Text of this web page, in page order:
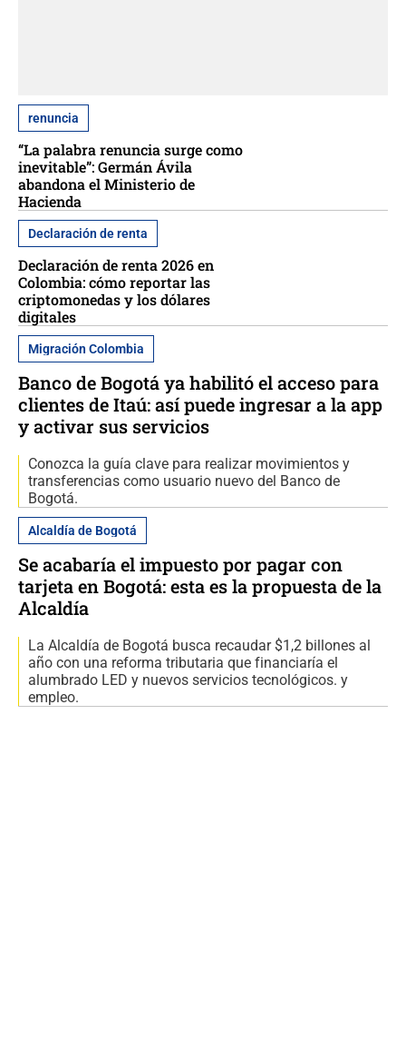
renuncia
“La palabra renuncia surge como
inevitable”: Germán Ávila
abandona el Ministerio de
Hacienda
Declaración de renta
Declaración de renta 2026 en
Colombia: cómo reportar las
criptomonedas y los dólares
digitales
Migración Colombia
Banco de Bogotá ya habilitó el acceso para
clientes de Itaú: así puede ingresar a la app
y activar sus servicios
Conozca la guía clave para realizar movimientos y
transferencias como usuario nuevo del Banco de
Bogotá.
Alcaldía de Bogotá
Se acabaría el impuesto por pagar con
tarjeta en Bogotá: esta es la propuesta de la
Alcaldía
La Alcaldía de Bogotá busca recaudar $1,2 billones al
año con una reforma tributaria que financiaría el
alumbrado LED y nuevos servicios tecnológicos. y
empleo.